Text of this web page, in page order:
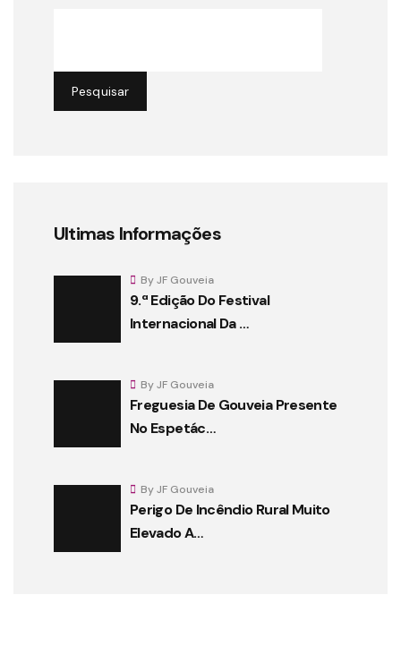
Pesquisar
Ultimas Informações
9.ª Edição Do Festival
Internacional Da …
By JF Gouveia
Freguesia De Gouveia Presente
No Espetác…
By JF Gouveia
Perigo De Incêndio Rural Muito
Elevado A…
By JF Gouveia